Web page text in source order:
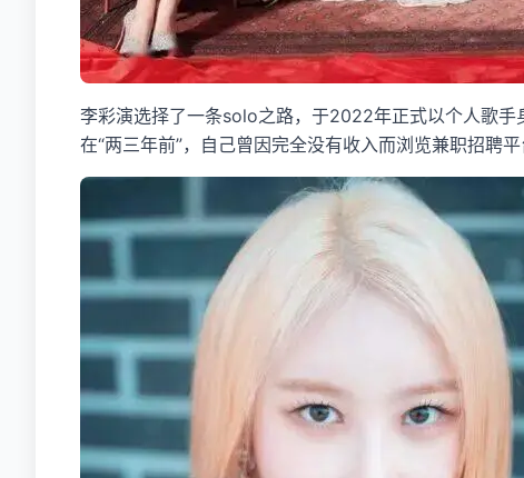
李彩演选择了一条solo之路，于2022年正式以个人歌
在“两三年前”，自己曾因完全没有收入而浏览兼职招聘平